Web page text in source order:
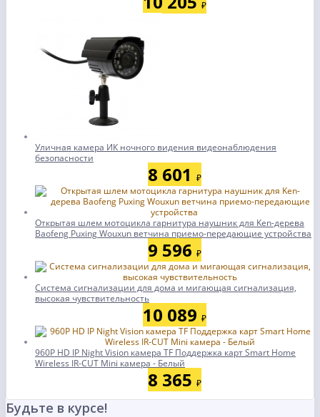
₽
Уличная камера ИК ночного видения видеонаблюдения
безопасности
8 601 ₽
Открытая шлем мотоцикла гарнитура наушник для Ken-дерева
Baofeng Puxing Wouxun ветчина приемо-передающие устройства
9 596 ₽
Система сигнализации для дома и мигающая сигнализация,
высокая чувствительность
10 089 ₽
960P HD IP Night Vision камера TF Поддержка карт Smart Home
Wireless IR-CUT Mini камера - Белый
8 365 ₽
Будьте в курсе!